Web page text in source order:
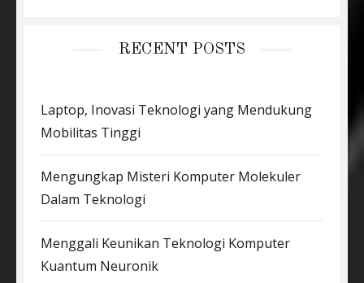
RECENT POSTS
Laptop, Inovasi Teknologi yang Mendukung
Mobilitas Tinggi
Mengungkap Misteri Komputer Molekuler
Dalam Teknologi
Menggali Keunikan Teknologi Komputer
Kuantum Neuronik